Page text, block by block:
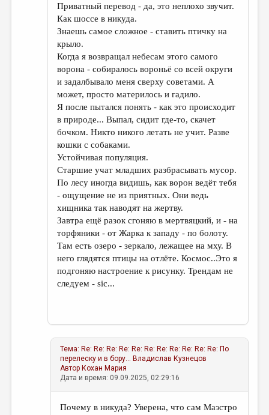
Приватный перевод - да, это неплохо звучит.
Как шоссе в никуда.
Знаешь самое сложное - ставить птичку на
крыло.
Когда я возвращал небесам этого самого
ворона - собиралось вороньё со всей округи
и задалбывало меня сверху советами. А
может, просто материлось и гадило.
Я после пытался понять - как это происходит
в природе... Выпал, сидит где-то, скачет
бочком. Никто никого летать не учит. Разве
кошки с собаками.
Устойчивая популяция.
Старшие учат младших разбрасывать мусор.
По лесу иногда видишь, как ворон ведёт тебя
- ощущение не из приятных. Они ведь
хищника так наводят на жертву.
Завтра ещё разок сгоняю в мертвяцкий, и - на
торфяники - от Жарка к западу - по болоту.
Там есть озеро - зеркало, лежащее на мху. В
него глядятся птицы на отлёте. Космос..Это я
подгоняю настроение к рисунку. Трендам не
следуем - sic...
Тема:Re: Re: Re: Re: Re: Re: Re: Re: Re: Re: Re: По
перелеску и в бору... Владислав Кузнецов
АвторКохан Мария
Дата и время: 09.09.2025, 02:29:16
Почему в никуда? Уверена, что сам Маэстро